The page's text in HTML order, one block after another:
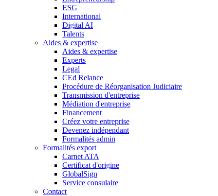
ESG
International
Digital AI
Talents
Aides & expertise
Aides & expertise
Experts
Legal
CEd Relance
Procédure de Réorganisation Judiciaire
Transmission d'entreprise
Médiation d'entreprise
Financement
Créez votre entreprise
Devenez indépendant
Formalités admin
Formalités export
Carnet ATA
Certificat d'origine
GlobalSign
Service consulaire
Contact